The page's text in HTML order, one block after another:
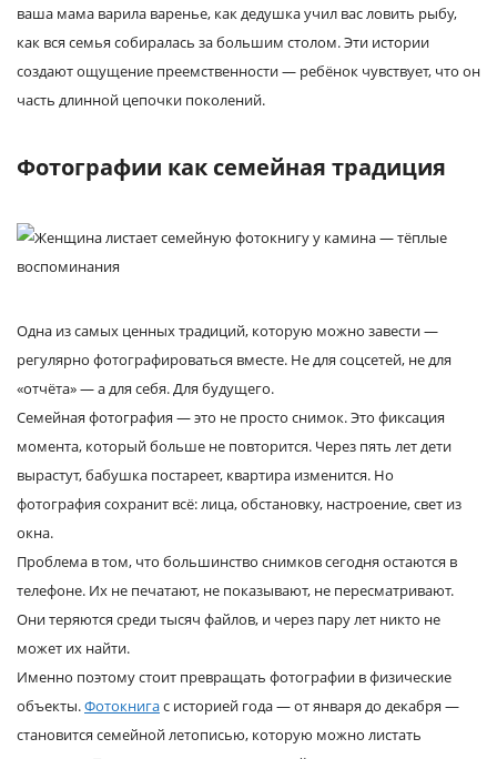
ваша мама варила варенье, как дедушка учил вас ловить рыбу,
как вся семья собиралась за большим столом. Эти истории
создают ощущение преемственности — ребёнок чувствует, что он
часть длинной цепочки поколений.
Фотографии как семейная традиция
Одна из самых ценных традиций, которую можно завести —
регулярно фотографироваться вместе. Не для соцсетей, не для
«отчёта» — а для себя. Для будущего.
Семейная фотография — это не просто снимок. Это фиксация
момента, который больше не повторится. Через пять лет дети
вырастут, бабушка постареет, квартира изменится. Но
фотография сохранит всё: лица, обстановку, настроение, свет из
окна.
Проблема в том, что большинство снимков сегодня остаются в
телефоне. Их не печатают, не показывают, не пересматривают.
Они теряются среди тысяч файлов, и через пару лет никто не
может их найти.
Именно поэтому стоит превращать фотографии в физические
объекты.Фотокнигас историей года — от января до декабря —
становится семейной летописью, которую можно листать